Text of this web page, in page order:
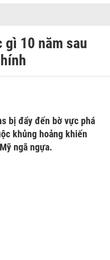
10 năm sau
bị đẩy đến bờ vực phá
khủng hoảng khiến
ngã ngựa.